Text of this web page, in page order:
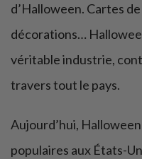
d’Halloween. Cartes
décorations…
véritable industrie,
travers tout le pays.
Aujourd’hui,
populaires aux États-